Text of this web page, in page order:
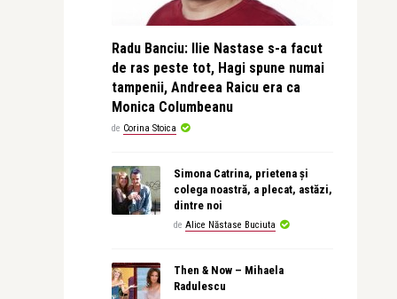
Radu Banciu: Ilie Nastase s-a facut
de ras peste tot, Hagi spune numai
tampenii, Andreea Raicu era ca
Monica Columbeanu
de Corina Stoica
Simona Catrina, prietena și
colega noastră, a plecat, astăzi,
dintre noi
de Alice Năstase Buciuta
Then & Now – Mihaela
Radulescu